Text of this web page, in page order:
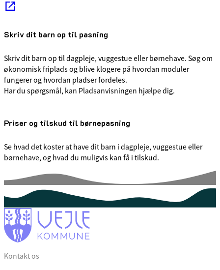
Skriv dit barn op til pasning
Skriv dit barn op til dagpleje, vuggestue eller børnehave. Søg om
økonomisk friplads og blive klogere på hvordan moduler
fungerer og hvordan pladser fordeles.
Har du spørgsmål, kan Pladsanvisningen hjælpe dig.
Priser og tilskud til børnepasning
Se hvad det koster at have dit barn i dagpleje, vuggestue eller
børnehave, og hvad du muligvis kan få i tilskud.
Kontakt os